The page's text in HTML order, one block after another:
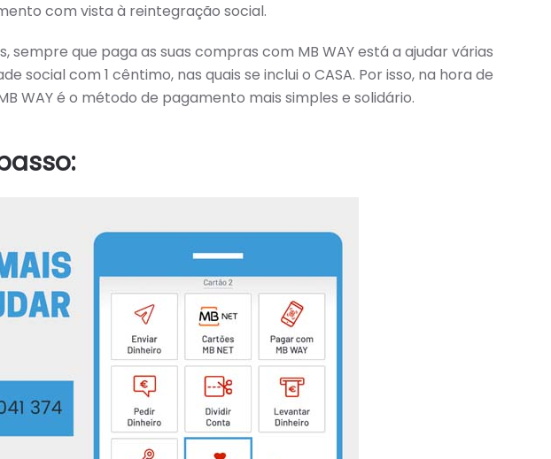
com vista à reintegração social.
sempre que paga as suas compras com MB WAY está a ajudar várias
social com 1 cêntimo, nas quais se inclui o CASA. Por isso, na hora de
WAY é o método de pagamento mais simples e solidário.